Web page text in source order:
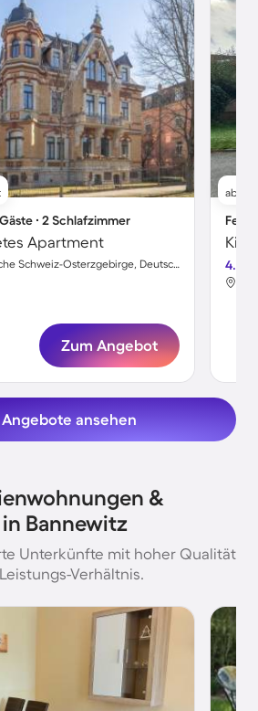
∙ 2 Schlafzimmer
Apartment
Bannewitz, Sächsische Schweiz-Osterzgebirge, Deutschland
Zum Angebot
ab
4.5
ansehen
&
Bannewitz
Unterkünfte mit hoher Qualität
Verhältnis.